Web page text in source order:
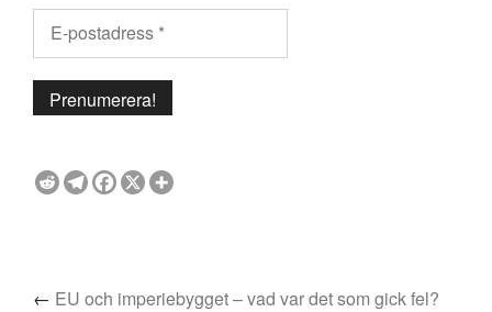
← EU och imperiebygget – vad var det som gick fel?